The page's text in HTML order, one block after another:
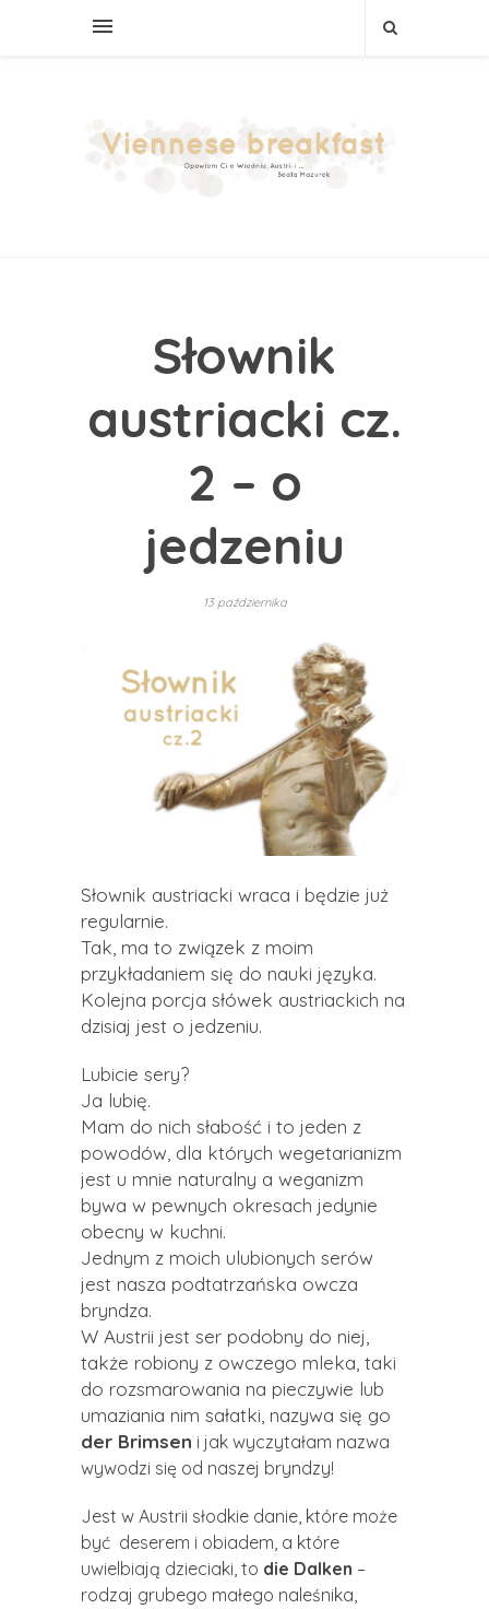
Słownik
austriacki cz.
2 – o
jedzeniu
13 października
Słownik austriacki wraca i będzie już
regularnie.
Tak, ma to związek z moim
przykładaniem się do nauki języka.
Kolejna porcja słówek austriackich na
dzisiaj jest o jedzeniu.
Lubicie sery?
Ja lubię.
Mam do nich słabość i to jeden z
powodów, dla których wegetarianizm
jest u mnie naturalny a weganizm
bywa w pewnych okresach jedynie
obecny w kuchni.
Jednym z moich ulubionych serów
jest nasza podtatrzańska owcza
bryndza.
W Austrii jest ser podobny do niej,
także robiony z owczego mleka, taki
do rozsmarowania na pieczywie lub
umaziania nim sałatki, nazywa się go
der Brimsen i jak wyczytałam nazwa
wywodzi się od naszej bryndzy!
Jest w Austrii słodkie danie, które może
być deserem i obiadem, a które
uwielbiają dzieciaki, to die Dalken –
rodzaj grubego małego naleśnika,